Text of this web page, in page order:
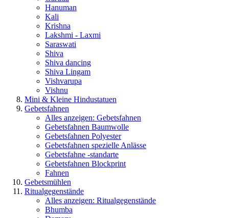
Hanuman
Kali
Krishna
Lakshmi - Laxmi
Saraswati
Shiva
Shiva dancing
Shiva Lingam
Vishvarupa
Vishnu
Mini & Kleine Hindustatuen
Gebetsfahnen
Alles anzeigen: Gebetsfahnen
Gebetsfahnen Baumwolle
Gebetsfahnen Polyester
Gebetsfahnen spezielle Anlässe
Gebetsfahne -standarte
Gebetsfahnen Blockprint
Fahnen
Gebetsmühlen
Ritualgegenstände
Alles anzeigen: Ritualgegenstände
Bhumba